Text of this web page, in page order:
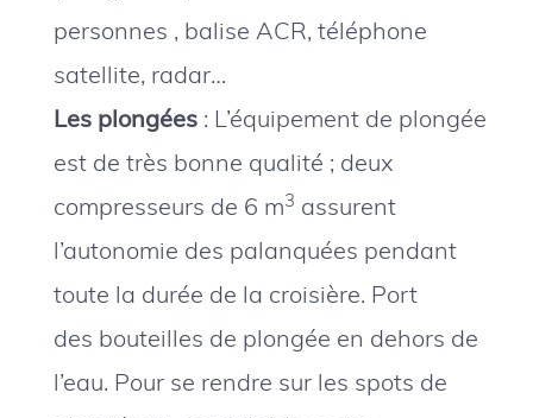
personnes , balise ACR, téléphone
satellite, radar…
Les plongées : L’équipement de plongée
est de très bonne qualité ; deux
compresseurs de 6 m3 assurent
l’autonomie des palanquées pendant
toute la durée de la croisière. Port
des bouteilles de plongée en dehors de
l’eau. Pour se rendre sur les spots de